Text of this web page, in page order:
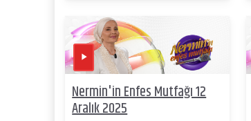
Nermin'in Enfes Mutfağı 12
Aralık 2025